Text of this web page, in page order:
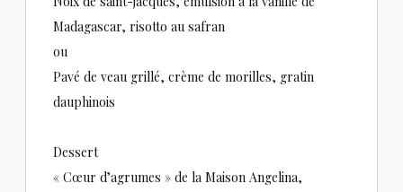
Madagascar, risotto au safran
ou
Pavé de veau grillé, crème de morilles, gratin
dauphinois
Dessert
« Cœur d’agrumes » de la Maison Angelina,